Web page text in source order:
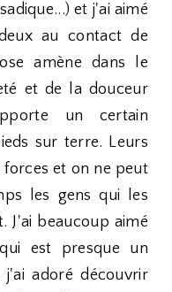
et j'ai aimé
au contact de
amène dans le
et de la douceur
un certain
sur terre. Leurs
et on ne peut
les gens qui les
J'ai beaucoup aimé
est presque un
adoré découvrir